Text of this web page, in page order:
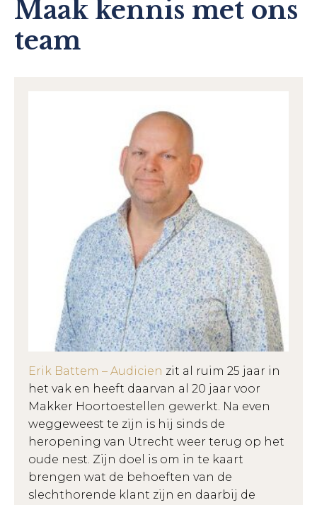
Maak kennis met ons
team
Erik Battem – Audicien zit al ruim 25 jaar in
het vak en heeft daarvan al 20 jaar voor
Makker Hoortoestellen gewerkt. Na even
weggeweest te zijn is hij sinds de
heropening van Utrecht weer terug op het
oude nest. Zijn doel is om in te kaart
brengen wat de behoeften van de
slechthorende klant zijn en daarbij de